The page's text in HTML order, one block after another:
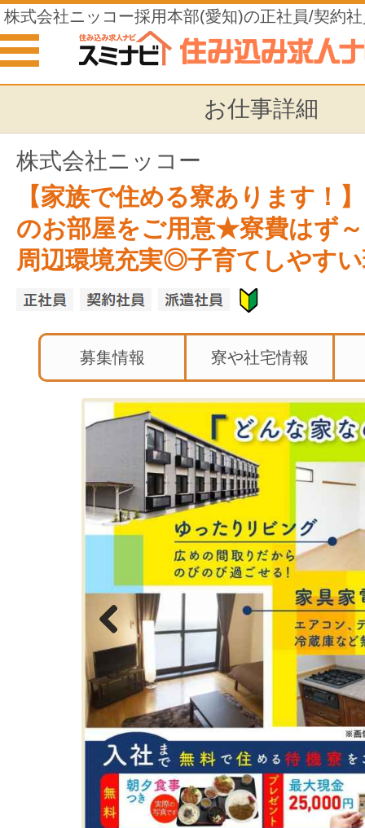
株式会社ニッコー採用本部(愛知)の正社員/契約
住み込みの仕事
お仕事詳細
株式会社ニッコー
【家族で住める寮あります！
のお部屋をご用意★寮費はず
周辺環境充実◎子育てしやす
募集情報 寮や社宅情報
Previous